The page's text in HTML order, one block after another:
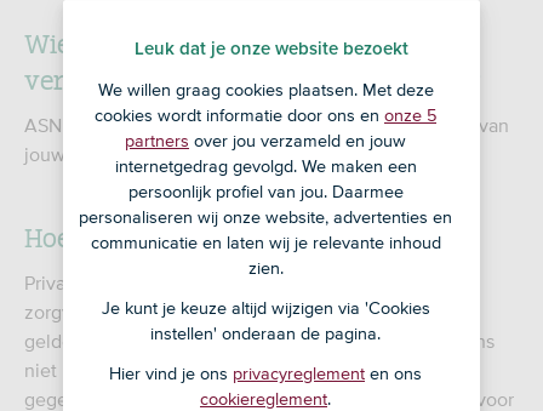
Wie is verantwoordelijk voor de
verwerking van je persoonsgegevens?
ASN Bank NV is verantwoordelijk voor de verwerking van
jouw persoonsgegevens.
Hoe borgen we je privacy?
Privacy staat bij ons hoog in het vaandel. We gaan
zorgvuldig met je data om en we houden ons aan de
geldende privacy wetgeving. Zo bewaren we gegevens
niet langer dan noodzakelijk en verwerken we alleen
gegevens als deze echt nodig zijn voor het doel waarvoor
Leuk dat je onze website bezoekt
We willen graag cookies plaatsen. Met deze
cookies wordt informatie door ons en onze 5
partners over jou verzameld en jouw
internetgedrag gevolgd. We maken een
persoonlijk profiel van jou. Daarmee
personaliseren wij onze website, advertenties en
communicatie en laten wij je relevante inhoud
zien.
Je kunt je keuze altijd wijzigen via 'Cookies
instellen' onderaan de pagina.
Hier vind je ons privacyreglement en ons
cookiereglement.